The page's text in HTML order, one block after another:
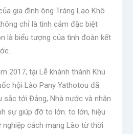
gia đình ông Tráng Lao Khô
chỉ là tình cảm đặc biệt
là biểu tượng của tình đoàn kết
2017, tại Lễ khánh thành Khu
hội Lào Pany Yathotou đã
sắc tới Đảng, Nhà nước và nhân
sự giúp đỡ to lớn. to lớn, hiệu
cách mạng Lào từ thời